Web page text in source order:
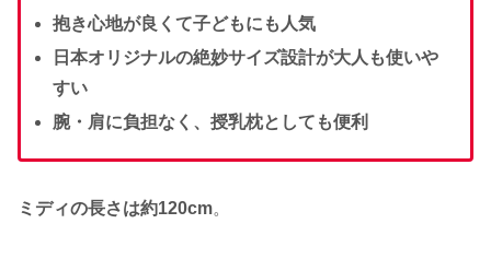
抱き心地が良くて子どもにも人気
日本オリジナルの絶妙サイズ設計が大人も使いや
すい
腕・肩に負担なく、授乳枕としても便利
ミディの長さは約120cm。